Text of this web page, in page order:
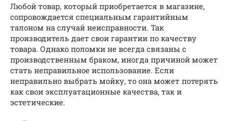
Любой товар, который приобретается в магазине,
сопровождается специальным гарантийным
талоном на случай неисправности. Так
производитель дает свои гарантии по качеству
товара. Однако поломки не всегда связаны с
производственным браком, иногда причиной может
стать неправильное использование. Если
неправильно выбрать мойку, то она может потерять
как свои эксплуатационные качества, так и
эстетические.